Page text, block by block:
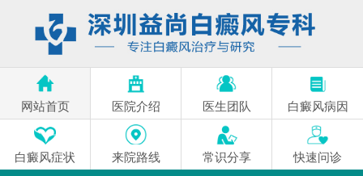
网站首页 医院介绍 医生团队 白癜风病因
白癜风症状 来院路线 常识分享 快速问诊